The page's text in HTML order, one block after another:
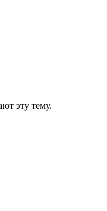
эту тему.